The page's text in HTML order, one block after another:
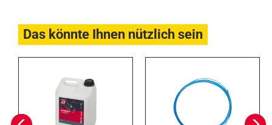
Das könnte Ihnen nützlich sein